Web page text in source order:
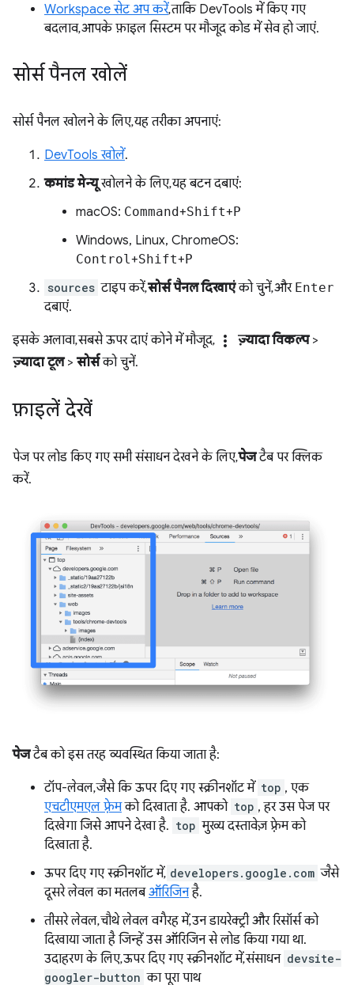
Workspace सेट अप करें, ताकि DevTools में किए गए
बदलाव, आपके फ़ाइल सिस्टम पर मौजूद कोड में सेव हो जाएं.
सोर्स पैनल खोलें
सोर्स पैनल खोलने के लिए, यह तरीका अपनाएं:
DevTools खोलें.
कमांड मेन्यूखोलने के लिए, यह बटन दबाएं:
macOS: Command+Shift+P
Windows, Linux, ChromeOS:
Control+Shift+P
sources टाइप करें,सोर्स पैनल दिखाएंको चुनें, और Enter
दबाएं.
इसके अलावा, सबसे ऊपर दाएं कोने में मौजूद, more_vert ज़्यादा विकल्प>
ज़्यादा टूल> सोर्सको चुनें.
फ़ाइलें देखें
पेज पर लोड किए गए सभी संसाधन देखने के लिए,पेजटैब पर क्लिक
करें.
पेजटैब को इस तरह व्यवस्थित किया जाता है:
टॉप-लेवल, जैसे कि ऊपर दिए गए स्क्रीनशॉट में top , एक
एचटीएमएल फ़्रेमको दिखाता है. आपको top , हर उस पेज पर
दिखेगा जिसे आपने देखा है. top मुख्य दस्तावेज़ फ़्रेम को
दिखाता है.
ऊपर दिए गए स्क्रीनशॉट में, developers.google.com जैसे
दूसरे लेवल का मतलबऑरिजिनहै.
तीसरे लेवल, चौथे लेवल वगैरह में, उन डायरेक्ट्री और रिसॉर्स को
दिखाया जाता है जिन्हें उस ऑरिजिन से लोड किया गया था.
उदाहरण के लिए, ऊपर दिए गए स्क्रीनशॉट में, संसाधन devsite-
googler-button का पूरा पाथ